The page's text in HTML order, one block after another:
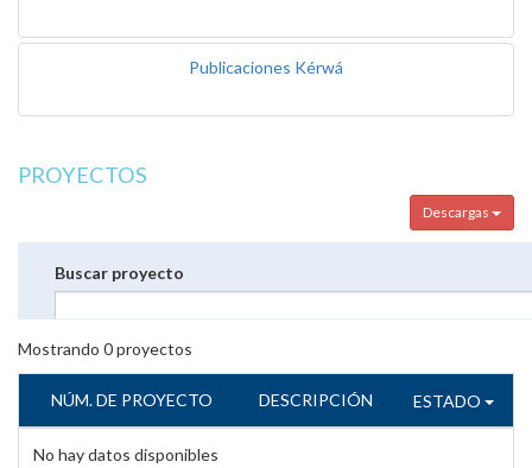
Publicaciones Kérwá
PROYECTOS
Descargas
Buscar proyecto
Mostrando 0proyectos
NÚM. DE PROYECTO DESCRIPCIÓN ESTADO
No hay datos disponibles